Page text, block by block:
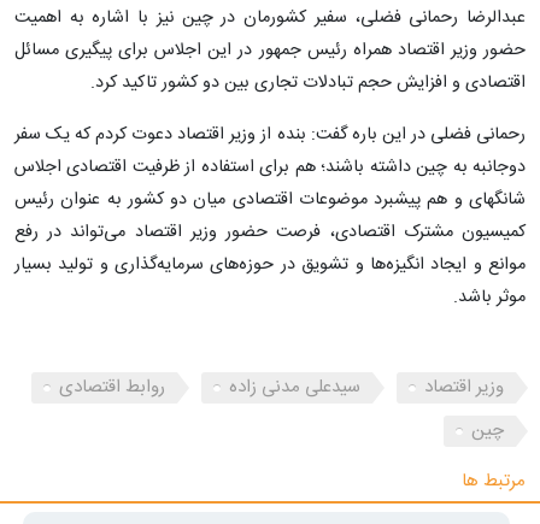
عبدالرضا رحمانی فضلی، سفیر کشورمان در چین نیز با اشاره به اهمیت
حضور وزیر اقتصاد همراه رئیس جمهور در این اجلاس برای پیگیری مسائل
اقتصادی و افزایش حجم تبادلات تجاری بین دو کشور تاکید کرد.
رحمانی فضلی در این باره گفت: بنده از وزیر اقتصاد دعوت کردم که یک سفر
دوجانبه به چین داشته باشند؛ هم برای استفاده از ظرفیت اقتصادی اجلاس
شانگهای و هم پیشبرد موضوعات اقتصادی میان دو کشور به عنوان رئیس
کمیسیون مشترک اقتصادی، فرصت حضور وزیر اقتصاد می‌تواند در رفع
موانع و ایجاد انگیزه‌ها و تشویق در حوزه‌های سرمایه‌گذاری و تولید بسیار
موثر باشد.
وزیر اقتصاد سیدعلی مدنی زاده
روابط اقتصادی
چین
مرتبط ها